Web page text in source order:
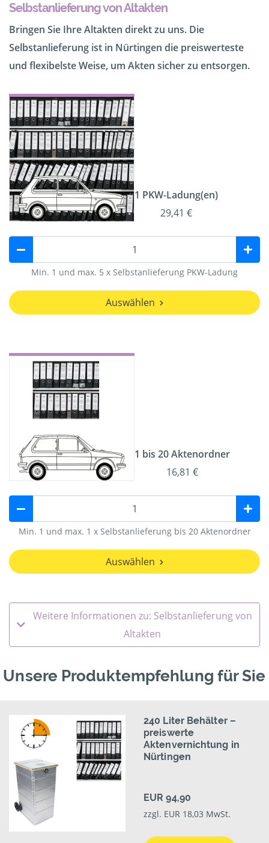
Selbstanlieferung von Altakten
Bringen Sie Ihre Altakten direkt zu uns. Die
Selbstanlieferung ist in Nürtingen die preiswerteste
und flexibelste Weise, um Akten sicher zu entsorgen.
1 PKW-Ladung(en)
29,41 €
Min. 1 und max. 5 x Selbstanlieferung PKW-Ladung
Auswählen
1 bis 20 Aktenordner
16,81 €
Min. 1 und max. 1 x Selbstanlieferung bis 20 Aktenordner
Auswählen
Weitere Informationen zu: Selbstanlieferung von
Altakten
Unsere Produktempfehlung für Sie
240 Liter Behälter –
preiswerte
Aktenvernichtung in
Nürtingen
EUR 94,90
zzgl. EUR 18,03 MwSt.